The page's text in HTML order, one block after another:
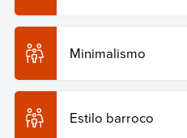
Minimalismo
Estilo barroco